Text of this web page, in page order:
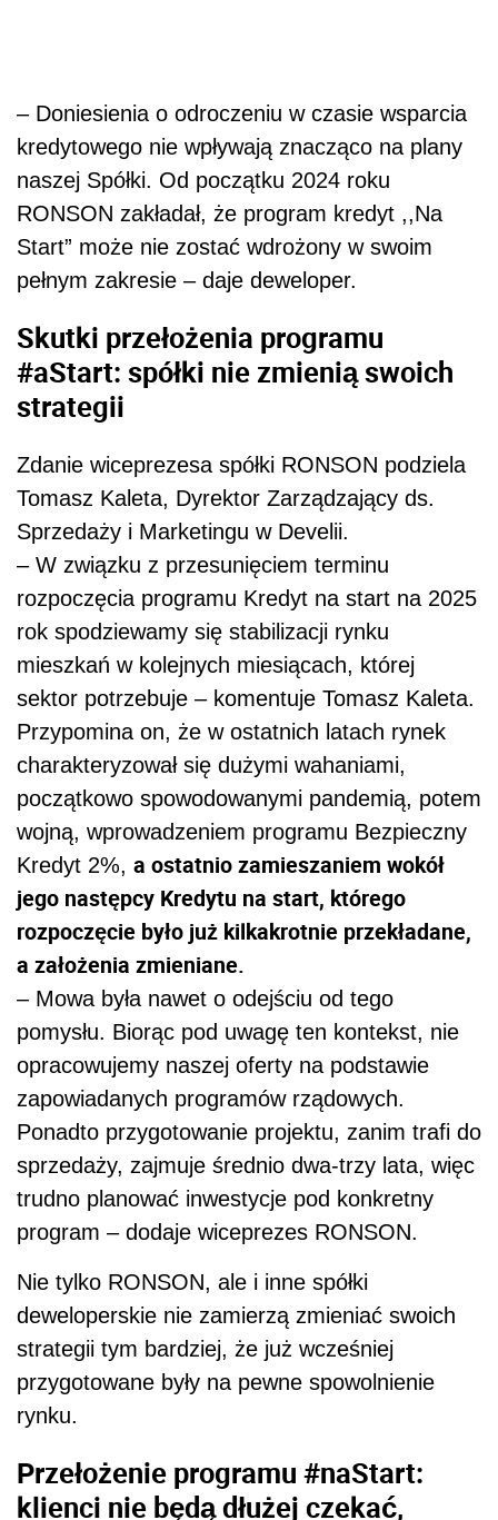
– Doniesienia o odroczeniu w czasie wsparcia
kredytowego nie wpływają znacząco na plany
naszej Spółki. Od początku 2024 roku
RONSON zakładał, że program kredyt ,,Na
Start” może nie zostać wdrożony w swoim
pełnym zakresie – daje deweloper.
Skutki przełożenia programu
#aStart: spółki nie zmienią swoich
strategii
Zdanie wiceprezesa spółki RONSON podziela
Tomasz Kaleta, Dyrektor Zarządzający ds.
Sprzedaży i Marketingu w Develii.
– W związku z przesunięciem terminu
rozpoczęcia programu Kredyt na start na 2025
rok spodziewamy się stabilizacji rynku
mieszkań w kolejnych miesiącach, której
sektor potrzebuje – komentuje Tomasz Kaleta.
Przypomina on, że w ostatnich latach rynek
charakteryzował się dużymi wahaniami,
początkowo spowodowanymi pandemią, potem
wojną, wprowadzeniem programu Bezpieczny
Kredyt 2%, a ostatnio zamieszaniem wokół
jego następcy Kredytu na start, którego
rozpoczęcie było już kilkakrotnie przekładane,
a założenia zmieniane.
– Mowa była nawet o odejściu od tego
pomysłu. Biorąc pod uwagę ten kontekst, nie
opracowujemy naszej oferty na podstawie
zapowiadanych programów rządowych.
Ponadto przygotowanie projektu, zanim trafi do
sprzedaży, zajmuje średnio dwa-trzy lata, więc
trudno planować inwestycje pod konkretny
program – dodaje wiceprezes RONSON.
Nie tylko RONSON, ale i inne spółki
deweloperskie nie zamierzą zmieniać swoich
strategii tym bardziej, że już wcześniej
przygotowane były na pewne spowolnienie
rynku.
Przełożenie programu #naStart:
klienci nie będą dłużej czekać,